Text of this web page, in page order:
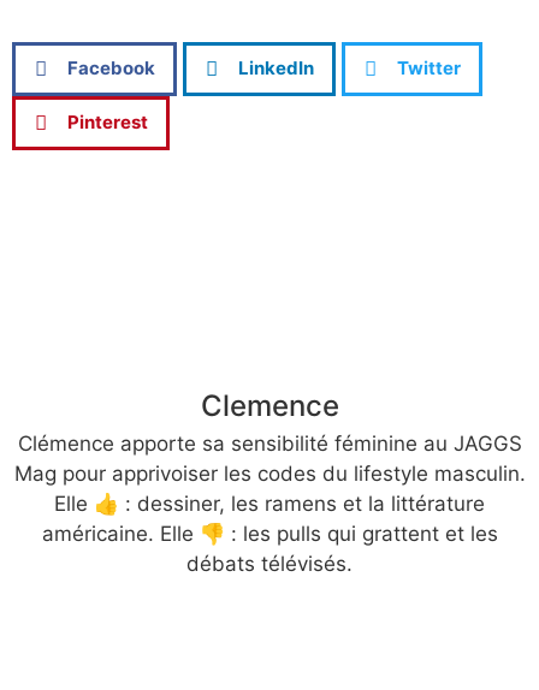
Facebook LinkedIn Twitter
Pinterest
Clemence
Clémence apporte sa sensibilité féminine au JAGGS
Mag pour apprivoiser les codes du lifestyle masculin.
Elle 👍 : dessiner, les ramens et la littérature
américaine. Elle 👎 : les pulls qui grattent et les
débats télévisés.